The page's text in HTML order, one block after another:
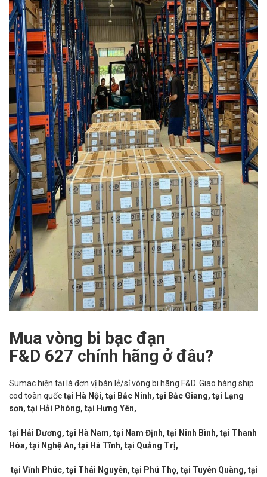
Mua vòng bi bạc đạn
F&D 627 chính hãng ở đâu?
Sumac hiện tại là đơn vị bán lẻ/sỉ vòng bi hãng F&D. Giao hàng ship
cod toàn quốctại Hà Nội, tại Bắc Ninh, tại Bắc Giang, tại Lạng
sơn, tại Hải Phòng, tại Hưng Yên,
tại Hải Dương, tại Hà Nam, tại Nam Định, tại Ninh Bình, tại Thanh
Hóa, tại Nghệ An, tại Hà Tĩnh, tại Quảng Trị,
tại Vĩnh Phúc, tại Thái Nguyên, tại Phú Thọ, tại Tuyên Quàng, tại